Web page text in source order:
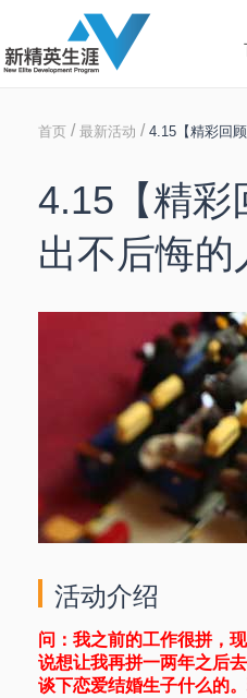
首页/ 最新活动 / 4.15【精彩回
4.15【精彩
出不后悔的
活动介绍
问：我之前的工作很拼，
说想让我再拼一两年之后
谈下恋爱结婚生子什么的